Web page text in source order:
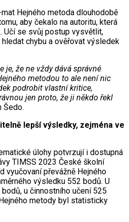
Hejného metoda dlouhodobě
aby čekalo na autoritu, která
Učí se svůj postup vysvětlit,
chybu a ověřovat výsledek
je, že ne vždy dává správné
metodou to ale není nic
podrobit vlastní kritice,
jen proto, že ji někdo řekl
Šedo.
lepší výsledky, zejména ve
úlohy potvrzují i dostupná
TIMSS 2023 České školní
vyučovaní převážně Hejného
výsledku 552 bodů. U
u činnostního učení 525
metody byl statisticky